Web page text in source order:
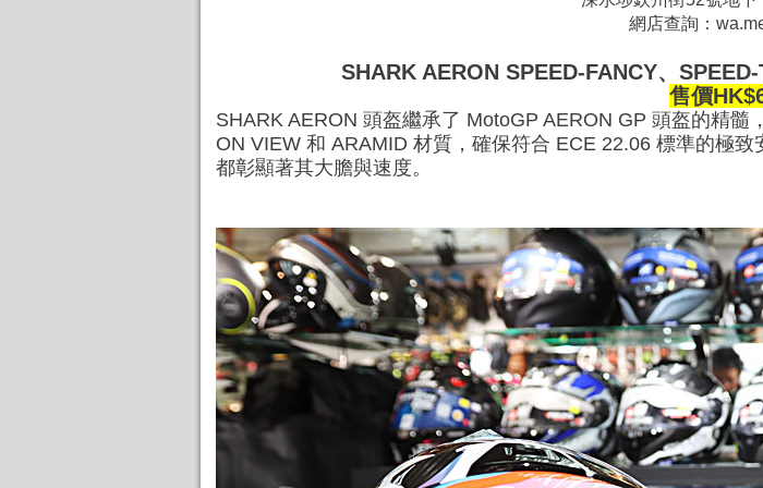
網店查詢：
SHARK AERON SPEED-FANCY、
售價
SHARK AERON 頭盔繼承了 MotoGP AERON GP 頭盔的精
ON VIEW 和 ARAMID 材質，確保符合 ECE 22.06 標準的極
都彰顯著其大膽與速度。